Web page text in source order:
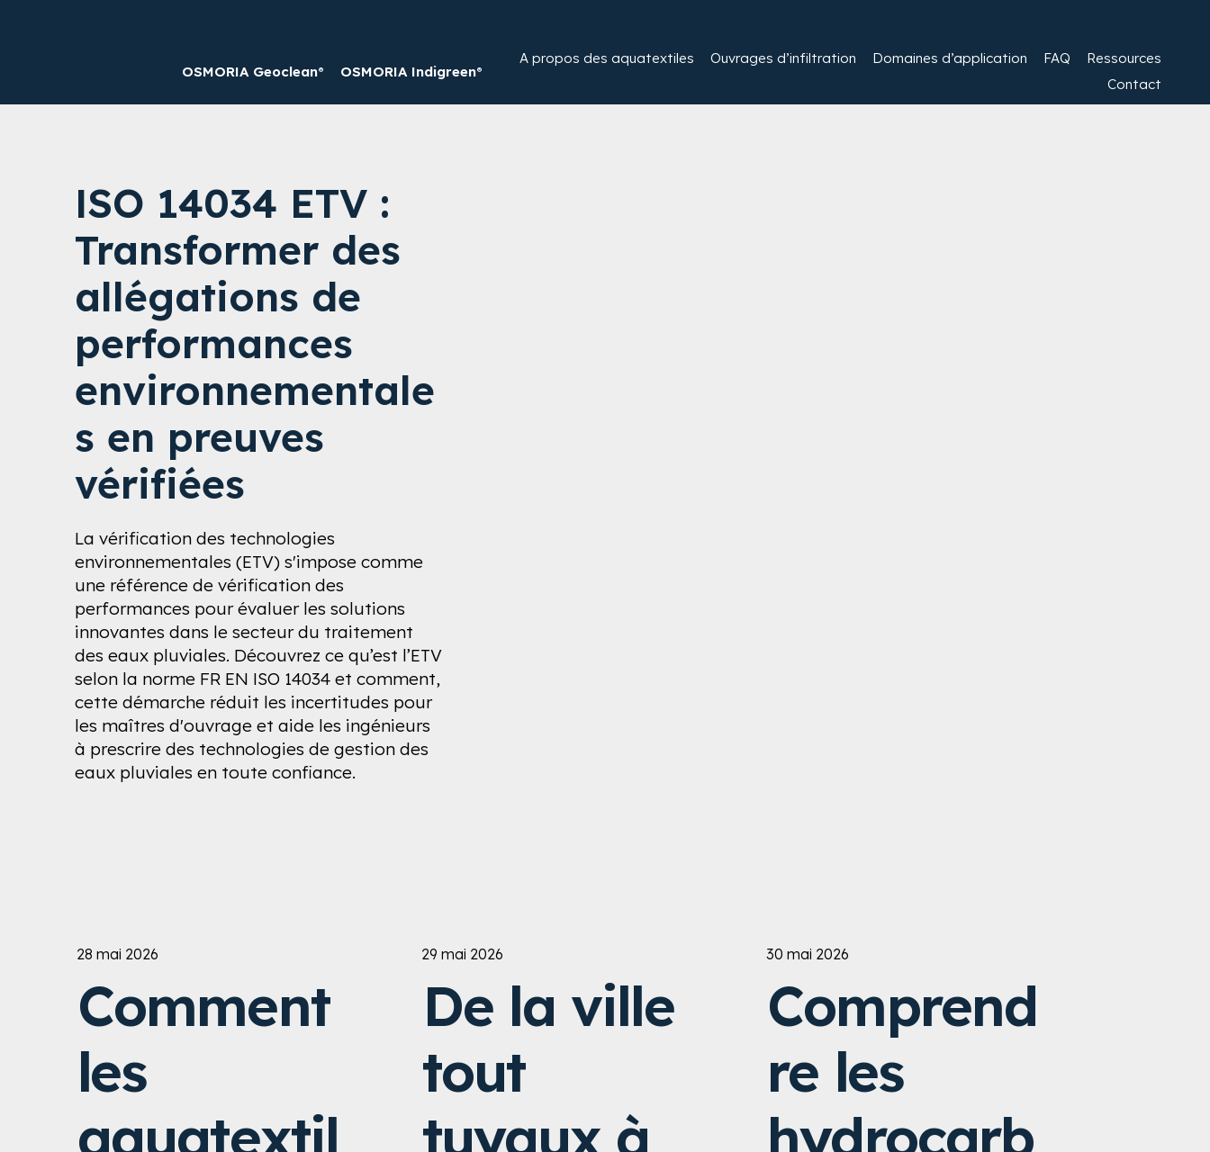
OSMORIA Geoclean® OSMORIA Indigreen®
A propos des aquatextiles​ Ouvrages d’infiltration​ Domaines d’application FAQ
Ressources
Contact
ISO 14034 ETV :
Transformer des
allégations de
performances
environnementale
s en preuves
vérifiées
La vérification des technologies
environnementales (ETV) s'impose comme
une référence de vérification des
performances pour évaluer les solutions
innovantes dans le secteur du traitement
des eaux pluviales. Découvrez ce qu’est l’ETV
selon la norme FR EN ISO 14034 et comment,
cette démarche réduit les incertitudes pour
les maîtres d'ouvrage et aide les ingénieurs
à prescrire des technologies de gestion des
eaux pluviales en toute confiance.
28 mai 2026
Comment
les
aquatextil
29 mai 2026
De la ville
tout
tuyaux à
30 mai 2026
Comprend
re les
hydrocarb